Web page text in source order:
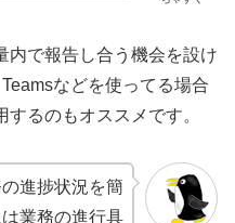
内で報告し合う機会を設け
などを使ってる場合
るのもオススメです。
進捗状況を簡
業務の進行具